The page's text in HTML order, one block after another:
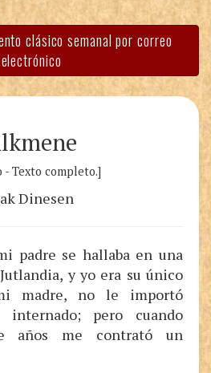
clásico semanal por correo
electrónico
- Texto completo.]
Dinesen
padre se hallaba en una
y yo era su único
madre, no le importó
pero cuando
años me contrató un